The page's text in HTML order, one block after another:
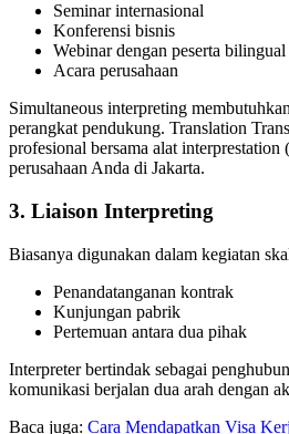
Seminar internasional
Konferensi bisnis
Webinar dengan peserta bilingual
Acara perusahaan
Simultaneous interpreting
perangkat pendukung. Translation
profesional bersama alat
perusahaan Anda di Jakarta.
3. Liaison Interpreting
Biasanya digunakan dalam kegiatan
Penandatanganan kontrak
Kunjungan pabrik
Pertemuan antara dua pihak
Interpreter bertindak sebagai
komunikasi berjalan dua arah dengan
Baca juga: Cara Mendapatkan Visa